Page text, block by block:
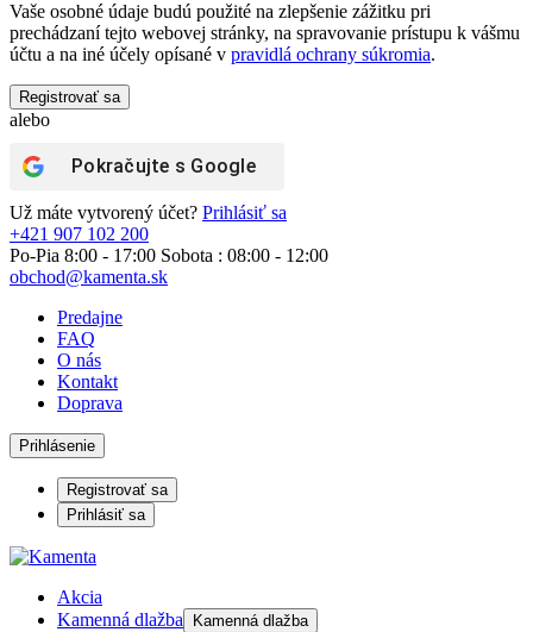
Vaše osobné údaje budú použité na zlepšenie zážitku pri
prechádzaní tejto webovej stránky, na spravovanie prístupu k vášmu
účtu a na iné účely opísané v pravidlá ochrany súkromia.
Registrovať sa
alebo
Pokračujte s Google
Už máte vytvorený účet? Prihlásiť sa
+421 907 102 200
Po-Pia 8:00 - 17:00 Sobota : 08:00 - 12:00
obchod@kamenta.sk
Predajne
FAQ
O nás
Kontakt
Doprava
Prihlásenie
Registrovať sa
Prihlásiť sa
Akcia
Kamenná dlažba
Kamenná dlažba